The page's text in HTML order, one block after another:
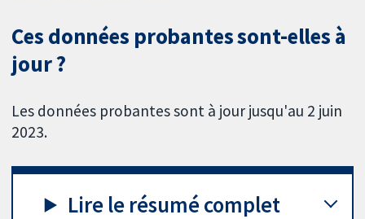
Ces données probantes sont-elles à
jour ?
Les données probantes sont à jour jusqu'au 2 juin
2023.
Lire le résumé complet